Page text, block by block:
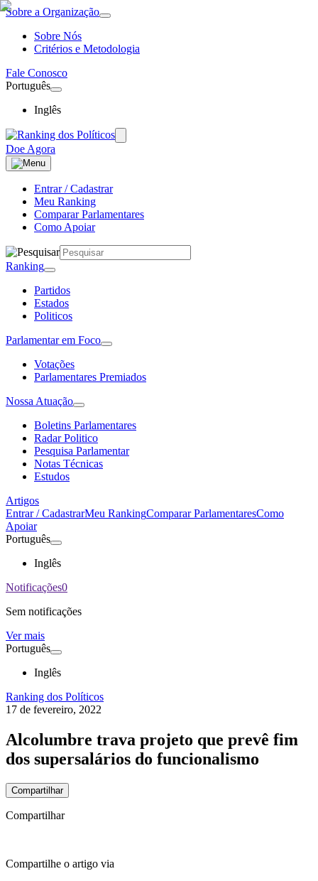
Sobre a Organização
Sobre Nós
Critérios e Metodologia
Fale Conosco
Português
Inglês
Doe Agora
Entrar / Cadastrar
Meu Ranking
Comparar Parlamentares
Como Apoiar
Ranking
Partidos
Estados
Politicos
Parlamentar em Foco
Votações
Parlamentares Premiados
Nossa Atuação
Boletins Parlamentares
Radar Politico
Pesquisa Parlamentar
Notas Técnicas
Estudos
Artigos
Entrar / CadastrarMeu RankingComparar ParlamentaresComo
Apoiar
Português
Inglês
Notificações0
Sem notificações
Ver mais
Português
Inglês
Ranking dos Políticos
17 de fevereiro, 2022
Alcolumbre trava projeto que prevê fim
dos supersalários do funcionalismo
Compartilhar
Compartilhar
Compartilhe o artigo via